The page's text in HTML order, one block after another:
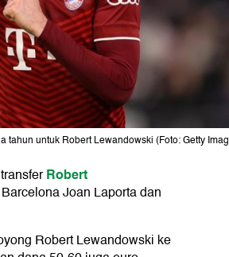
untuk Robert Lewandowski (Foto: Getty
Robert
Joan Laporta dan
Robert Lewandowski ke